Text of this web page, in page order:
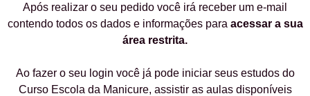
Após realizar o seu pedido você irá receber um e-mail
contendo todos os dados e informações para acessar a sua
área restrita.
Ao fazer o seu login você já pode iniciar seus estudos do
Curso Escola da Manicure, assistir as aulas disponíveis